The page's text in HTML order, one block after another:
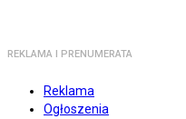
REKLAMA I PRENUMERATA
Reklama
Ogłoszenia